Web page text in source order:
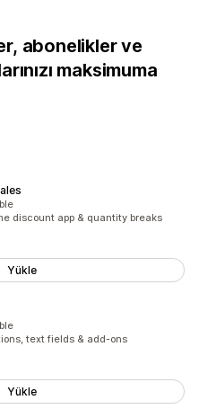
abonelikler ve
maksimuma
discount app & quantity breaks
Yükle
text fields & add-ons
Yükle